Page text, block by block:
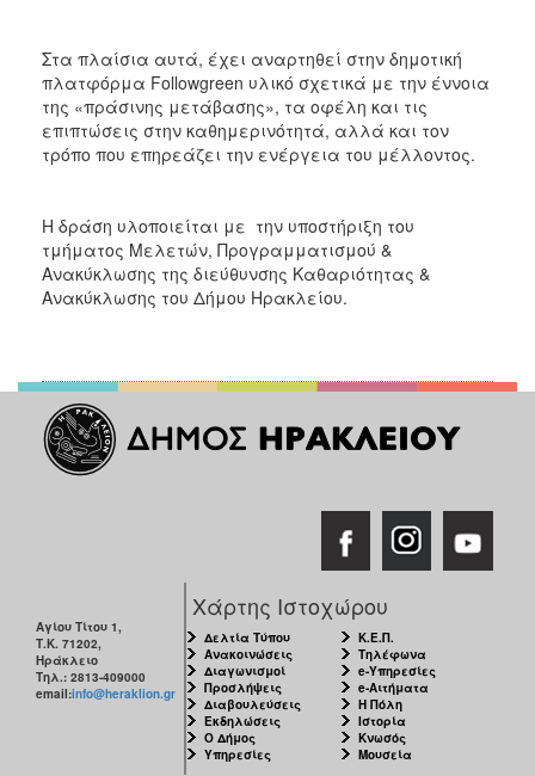
Στα πλαίσια αυτά, έχει αναρτηθεί στην δημοτική
πλατφόρμα Followgreen υλικό σχετικά με την έννοια
της «πράσινης μετάβασης», τα οφέλη και τις
επιπτώσεις στην καθημερινότητά, αλλά και τον
τρόπο που επηρεάζει την ενέργεια του μέλλοντος.
Η δράση υλοποιείται με την υποστήριξη του
τμήματος Μελετών, Προγραμματισμού &
Ανακύκλωσης της διεύθυνσης Καθαριότητας &
Ανακύκλωσης του Δήμου Ηρακλείου.
Αγίου Τίτου 1,
Τ.Κ. 71202,
Ηράκλειο
Τηλ.: 2813-409000
email:info@heraklion.gr
Χάρτης Ιστοχώρου
Δελτία Τύπου
Ανακοινώσεις
Διαγωνισμοί
Προσλήψεις
Διαβουλεύσεις
Εκδηλώσεις
Ο Δήμος
Υπηρεσίες
Κ.Ε.Π.
Τηλέφωνα
e-Υπηρεσίες
e-Αιτήματα
Η Πόλη
Ιστορία
Κνωσός
Μουσεία